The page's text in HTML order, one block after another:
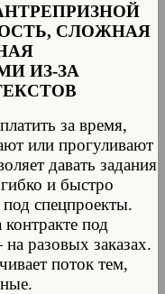
СЛОЖНАЯ
ИЗ-ЗА
за время,
или прогуливают
давать задания
и быстро
под спецпроекты.
под
разовых заказах.
поток тем,